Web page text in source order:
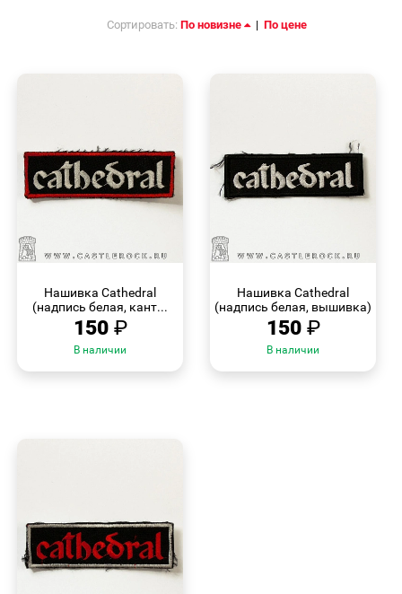
Сортировать: По новизне | По цене
Нашивка Cathedral
(надпись белая, кант...
150 ₽
В наличии
Нашивка Cathedral
(надпись белая, вышивка)
150 ₽
В наличии